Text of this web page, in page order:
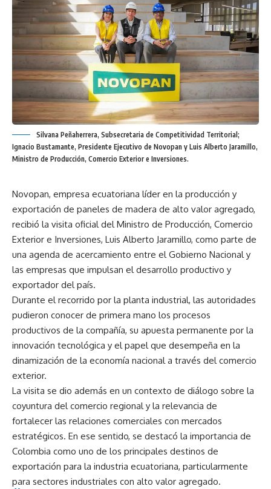
Silvana Peñaherrera, Subsecretaria de Competitividad Territorial;
Ignacio Bustamante, Presidente Ejecutivo de Novopan y Luis Alberto Jaramillo,
Ministro de Producción, Comercio Exterior e Inversiones.
Novopan, empresa ecuatoriana líder en la producción y
exportación de paneles de madera de alto valor agregado,
recibió la visita oficial del Ministro de Producción, Comercio
Exterior e Inversiones, Luis Alberto Jaramillo, como parte de
una agenda de acercamiento entre el Gobierno Nacional y
las empresas que impulsan el desarrollo productivo y
exportador del país.
Durante el recorrido por la planta industrial, las autoridades
pudieron conocer de primera mano los procesos
productivos de la compañía, su apuesta permanente por la
innovación tecnológica y el papel que desempeña en la
dinamización de la economía nacional a través del comercio
exterior.
La visita se dio además en un contexto de diálogo sobre la
coyuntura del comercio regional y la relevancia de
fortalecer las relaciones comerciales con mercados
estratégicos. En ese sentido, se destacó la importancia de
Colombia como uno de los principales destinos de
exportación para la industria ecuatoriana, particularmente
para sectores industriales con alto valor agregado.